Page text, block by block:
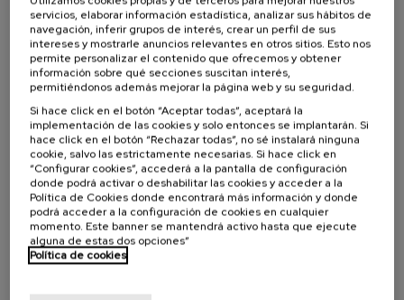
Organiza
Fecha pasada
Lista
espera
Plazo de matricula finalizado
Director/a
curso
DIRECTOR/A DEL CURSO
Tomás Javier Aliste Santos
servicios, elaborar información estadística, analizar sus hábitos de
navegación, inferir grupos de interés, crear un perfil de sus
intereses y mostrarle anuncios relevantes en otros sitios. Esto nos
permite personalizar el contenido que ofrecemos y obtener
información sobre qué secciones suscitan interés,
permitiéndonos además mejorar la página web y su seguridad.
Si hace click en el botón “Aceptar todas”, aceptará la
implementación de las cookies y solo entonces se implantarán. Si
hace click en el botón “Rechazar todas”, no sé instalará ninguna
cookie, salvo las estrictamente necesarias. Si hace click en
“Configurar cookies”, accederá a la pantalla de configuración
donde podrá activar o deshabilitar las cookies y acceder a la
Política de Cookies donde encontrará más información y donde
podrá acceder a la configuración de cookies en cualquier
momento. Este banner se mantendrá activo hasta que ejecute
alguna de estas dos opciones”
Política de cookies